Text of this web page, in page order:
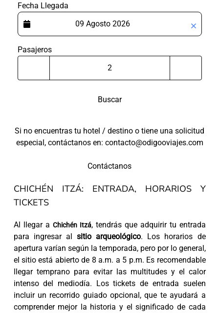
Fecha Llegada
Pasajeros
Buscar
Si no encuentras tu hotel / destino o tiene una solicitud
especial, contáctanos en: contacto@odigooviajes.com
Contáctanos
CHICHÉN ITZÁ: ENTRADA, HORARIOS Y
TICKETS
Al llegar a Chichén Itzá, tendrás que adquirir tu entrada
para ingresar al sitio arqueológico. Los horarios de
apertura varían según la temporada, pero por lo general,
el sitio está abierto de 8 a.m. a 5 p.m. Es recomendable
llegar temprano para evitar las multitudes y el calor
intenso del mediodía. Los tickets de entrada suelen
incluir un recorrido guiado opcional, que te ayudará a
comprender mejor la historia y el significado de cada